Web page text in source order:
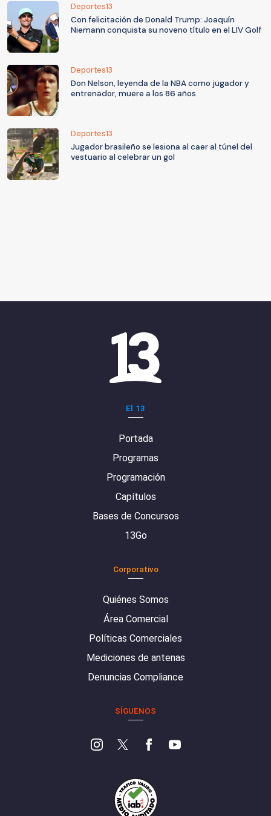
Deportes13
Con felicitación de Donald Trump: Joaquín
Niemann conquista su noveno título en el LIV Golf
Deportes13
Don Nelson, leyenda de la NBA como jugador y
entrenador, muere a los 86 años
Deportes13
Jugador brasileño se lesiona al caer al túnel del
vestuario al celebrar un gol
El 13
Portada
Programas
Programación
Capítulos
Bases de Concursos
13Go
Corporativo
Quiénes Somos
Área Comercial
Políticas Comerciales
Mediciones de antenas
Denuncias Compliance
SÍGUENOS